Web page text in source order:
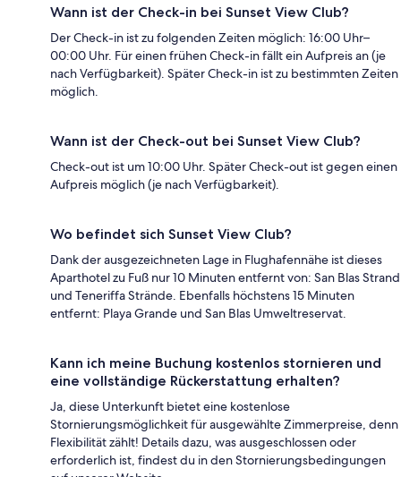
Wann ist der Check-in bei Sunset View Club?
Der Check-in ist zu folgenden Zeiten möglich: 16:00 Uhr–
00:00 Uhr. Für einen frühen Check-in fällt ein Aufpreis an (je
nach Verfügbarkeit). Später Check-in ist zu bestimmten Zeiten
möglich.
Wann ist der Check-out bei Sunset View Club?
Check-out ist um 10:00 Uhr. Später Check-out ist gegen einen
Aufpreis möglich (je nach Verfügbarkeit).
Wo befindet sich Sunset View Club?
Dank der ausgezeichneten Lage in Flughafennähe ist dieses
Aparthotel zu Fuß nur 10 Minuten entfernt von: San Blas Strand
und Teneriffa Strände. Ebenfalls höchstens 15 Minuten
entfernt: Playa Grande und San Blas Umweltreservat.
Kann ich meine Buchung kostenlos stornieren und
eine vollständige Rückerstattung erhalten?
Ja, diese Unterkunft bietet eine kostenlose
Stornierungsmöglichkeit für ausgewählte Zimmerpreise, denn
Flexibilität zählt! Details dazu, was ausgeschlossen oder
erforderlich ist, findest du in den Stornierungsbedingungen